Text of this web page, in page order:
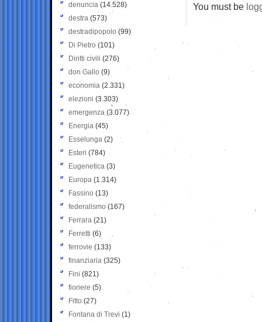
You must be
denuncia (14.528)
destra (573)
destradipopolo (99)
Di Pietro (101)
Diritti civili (276)
don Gallo (9)
economia (2.331)
elezioni (3.303)
emergenza (3.077)
Energia (45)
Esselunga (2)
Esteri (784)
Eugenetica (3)
Europa (1.314)
Fassino (13)
federalismo (167)
Ferrara (21)
Ferretti (6)
ferrovie (133)
finanziaria (325)
Fini (821)
fioriere (5)
Fitto (27)
Fontana di Trevi (1)